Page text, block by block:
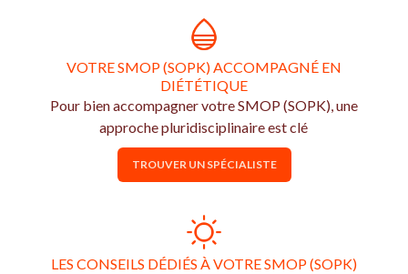
VOTRE SMOP (SOPK) ACCOMPAGNÉ EN
DIÉTÉTIQUE
Pour bien accompagner votre SMOP (SOPK), une
approche pluridisciplinaire est clé
TROUVER UN SPÉCIALISTE
LES CONSEILS DÉDIÉS À VOTRE SMOP (SOPK)